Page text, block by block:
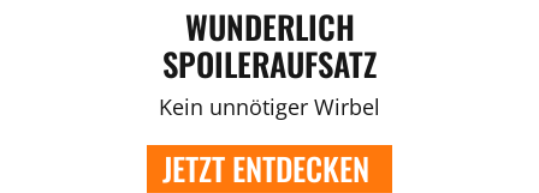
WUNDERLICH
SPOILERAUFSATZ
Kein unnötiger Wirbel
JETZT ENTDECKEN